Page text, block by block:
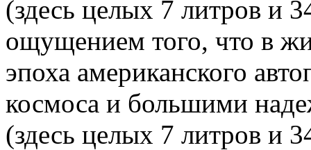
(здесь целых 7 литров и
ощущением того, что в
эпоха американского
космоса и большими
(здесь целых 7 литров и